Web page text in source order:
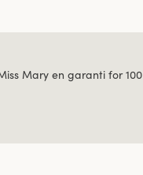
Mary en garanti for 100